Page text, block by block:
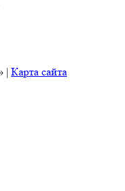
| Карта сайта